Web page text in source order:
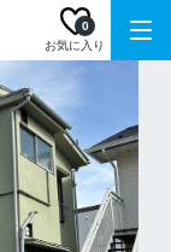
お気に入り
0